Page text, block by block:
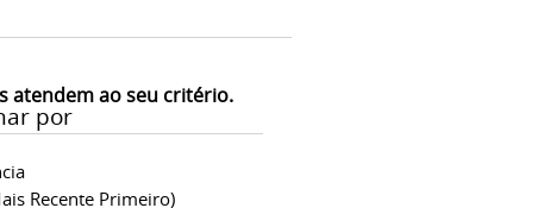
atendem ao seu critério.
por
Recente Primeiro)